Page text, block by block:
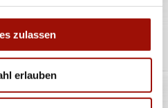
zulassen
erlauben
verpackt 16 - chininhaltig 17 -
(bei Fleischerzeugnissen) 19 - mit
(bei Azo-Farbstoffen) 22
Alkohol 25 - mit Stabilisatoren 26 -